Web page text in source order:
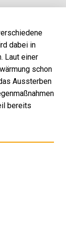
N
dabei in
Laut einer
schon
Aussterben
bereits